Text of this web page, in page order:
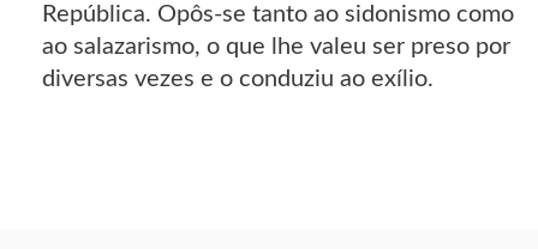
República. Opôs-se tanto ao sidonismo como
ao salazarismo, o que lhe valeu ser preso por
diversas vezes e o conduziu ao exílio.